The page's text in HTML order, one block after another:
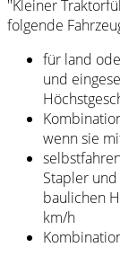
''Kleiner
folgende
für land
und
wenn sie
Stapler
baulichen
km/h